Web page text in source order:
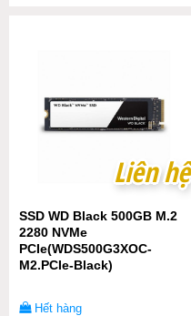
Liên hệ
Liên hệ
SSD WD Black 500GB M.2
2280 NVMe
PCIe(WDS500G3XOC-
M2.PCIe-Black)
Hết hàng